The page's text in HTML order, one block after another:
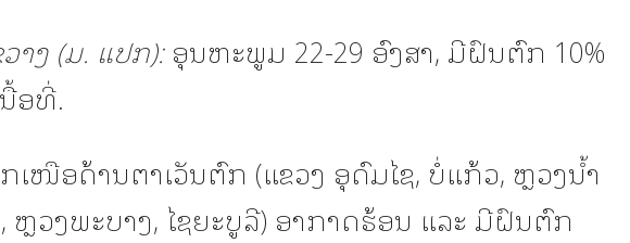
າງ (ມ. ແປກ):ອຸນຫະພູມ 22-29 ອົງສາ, ມີຝົນຕົກ 10%
ອທີ່.
ເໜືອດ້ານຕາເວັນຕົກ (ແຂວງ ອຸດົມໄຊ, ບໍ່ແກ້ວ, ຫຼວງນ້ຳ
ຫຼວງພະບາງ, ໄຊຍະບູລີ) ອາກາດຮ້ອນ ແລະ ມີຝົນຕົກ